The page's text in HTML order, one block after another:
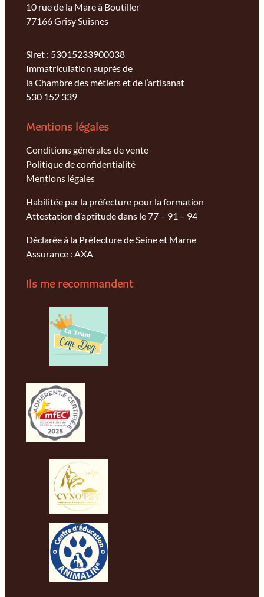
10 rue de la Mare à Boutiller
77166 Grisy Suisnes
Siret : 53015233900038
Immatriculation auprès de
la Chambre des métiers et de l’artisanat
530 152 339
Mentions légales
Conditions générales de vente
Politique de confidentialité
Mentions légales
Habilitée par la préfecture pour la formation
Attestation d’aptitude dans le 77 – 91 – 94
Déclarée à la Préfecture de Seine et Marne
Assurance : AXA
Ils me recommandent